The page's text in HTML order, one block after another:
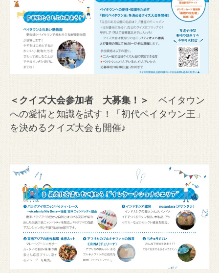
＜クイズ大会参加者 大募集！＞
ベイタウン
への愛情と知識を試す！「初代ベイタウン王」
を決めるクイズ大会も開催♪